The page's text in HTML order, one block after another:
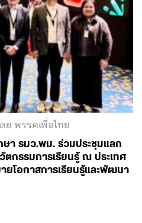
ย พรรคเพื่อไทย
ษา รมว.พม. ร่วมประชุมแลก
ตกรรมการเรียนรู้ ณ ประเทศ
ายโอกาสการเรียนรู้และพัฒนา